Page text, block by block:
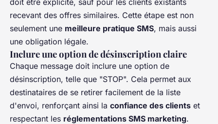
recevant des offres similaires. Cette étape est non
seulement une meilleure pratique SMS, mais aussi
une obligation légale.
Inclure une option de désinscription claire
Chaque message doit inclure une option de
désinscription, telle que "STOP". Cela permet aux
destinataires de se retirer facilement de la liste
d'envoi, renforçant ainsi la confiance des clients et
respectant les réglementations SMS marketing.